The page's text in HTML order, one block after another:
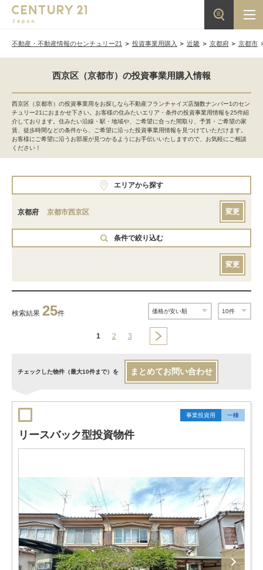
不動産・不動産情報のセンチュリー21 投資事業用購入 近畿 京都府 京都市
西京区（京都市）の投資事業用購入情報
西京区（京都市）の投資事業用をお探しなら不動産フランチャイズ店舗数ナンバー1のセン
チュリー21におまかせ下さい。お客様の住みたいエリア・条件の投資事業用情報を25件紹
介しております。住みたい沿線・駅・地域や、ご希望に合った間取り、予算・ご希望の家
賃、徒歩時間などの条件から、ご希望に沿った投資事業用情報を見つけていただけます。
お客様にご希望に沿うお部屋が見つかるようにお手伝いいたしますので、お気軽にご相談
ください！
エリアから探す
京都府 京都市西京区 変更
条件で絞り込む
変更
検索結果 25件
1 2 3
チェックした物件（最大10件まで）を まとめてお問い合わせ
事業投資用 一棟
リースバック型投資物件